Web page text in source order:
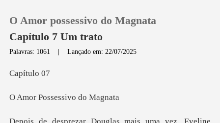
Loja
O Amor possessivo do Magnata
Capítulo 7 Um trato
Palavras: 1061 |Lançado em: 22/07/2025
ítu
ssessivo